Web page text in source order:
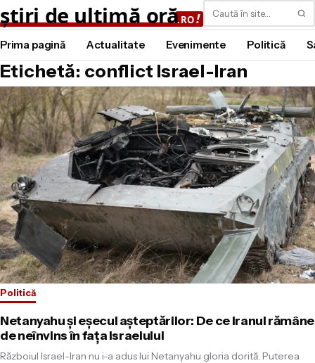
Caută
Prima pagină Actualitate Evenimente Politică
Etichetă: conflict Israel-Iran
Politică
Netanyahu și eșecul așteptărilor: De ce Iranul rămâne
de neînvins în fața Israelului
Războiul Israel-Iran nu i-a adus lui Netanyahu gloria dorită. Puterea